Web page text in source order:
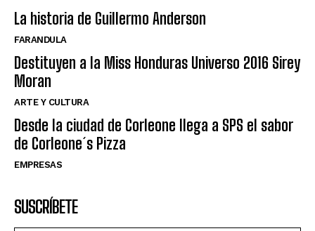
La historia de Guillermo Anderson
FARANDULA
Destituyen a la Miss Honduras Universo 2016 Sirey
Moran
ARTE Y CULTURA
Desde la ciudad de Corleone llega a SPS el sabor
de Corleone´s Pizza
EMPRESAS
SUSCRÍBETE